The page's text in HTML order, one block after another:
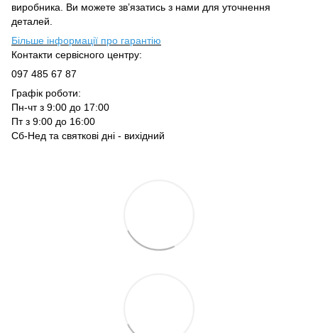
виробника. Ви можете зв’язатись з нами для уточнення
деталей.
Більше інформації про гарантію
Контакти сервісного центру:
097 485 67 87
Графік роботи:
Пн-чт з 9:00 до 17:00
Пт з 9:00 до 16:00
Сб-Нед та святкові дні - вихідний